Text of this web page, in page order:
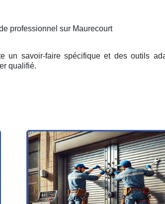
professionnel sur Maurecourt
un savoir-faire spécifique et des outils
qualifié.